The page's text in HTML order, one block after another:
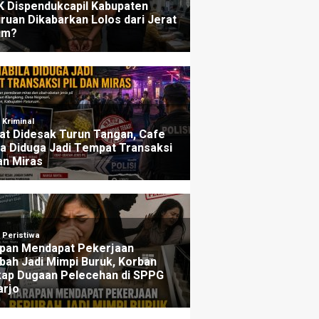
yang lalu